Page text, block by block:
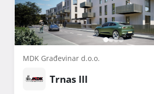
MDK Građevinar d.o.o.
Trnas III